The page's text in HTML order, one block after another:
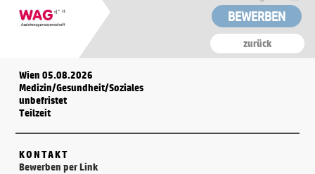
zurück
Wien 05.08.2026
Medizin/Gesundheit/Soziales
unbefristet
Teilzeit
KONTAKT
Bewerben per Link